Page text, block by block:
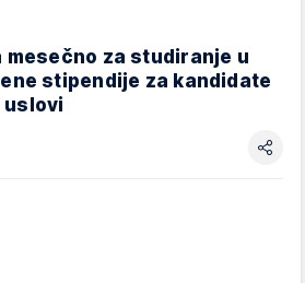
mesečno za studiranje u
stipendije za kandidate
uslovi